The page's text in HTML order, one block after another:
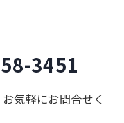
3451
気軽にお問合せく